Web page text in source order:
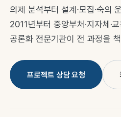
의제 분석부터 설계·모집·숙의
2011년부터 중앙부처·지자체·
공론화 전문기관이 전 과정을
프로젝트 상담 요청